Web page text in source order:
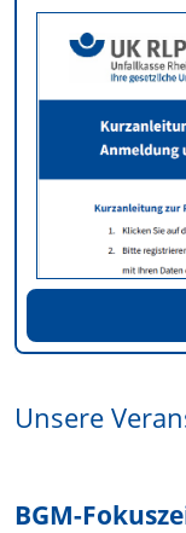
Unsere
BGM-